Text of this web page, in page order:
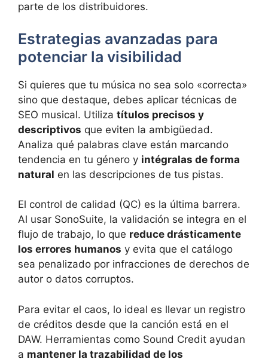
parte de los distribuidores.
Estrategias avanzadas para
potenciar la visibilidad
Si quieres que tu música no sea solo «correcta»
sino que destaque, debes aplicar técnicas de
SEO musical. Utiliza títulos precisos y
descriptivos que eviten la ambigüedad.
Analiza qué palabras clave están marcando
tendencia en tu género y intégralas de forma
natural en las descripciones de tus pistas.
El control de calidad (QC) es la última barrera.
Al usar SonoSuite, la validación se integra en el
flujo de trabajo, lo que reduce drásticamente
los errores humanos y evita que el catálogo
sea penalizado por infracciones de derechos de
autor o datos corruptos.
Para evitar el caos, lo ideal es llevar un registro
de créditos desde que la canción está en el
DAW. Herramientas como Sound Credit ayudan
a mantener la trazabilidad de los